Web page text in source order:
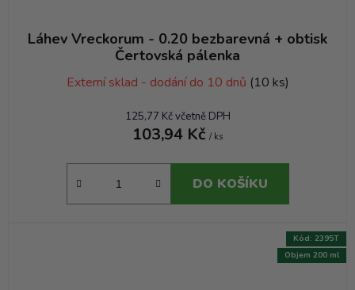
Láhev Vreckorum - 0.20 bezbarevná + obtisk
Čertovská pálenka
Externí sklad - dodání do 10 dnů (10 ks)
125,77 Kč včetně DPH
103,94 Kč / ks
DO KOŠÍKU
Objem 200 ml
Kód: 2395T